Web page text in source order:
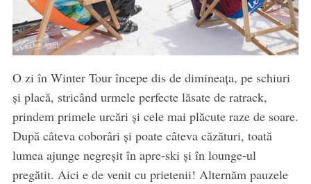
O zi în Winter Tour începe dis de dimineața, pe schiuri
și placă, stricând urmele perfecte lăsate de ratrack,
prindem primele urcări și cele mai plăcute raze de soare.
După câteva coborâri și poate câteva căzături, toată
lumea ajunge negreșit în apre-ski și în lounge-ul
pregătit. Aici e de venit cu prietenii! Alternăm pauzele